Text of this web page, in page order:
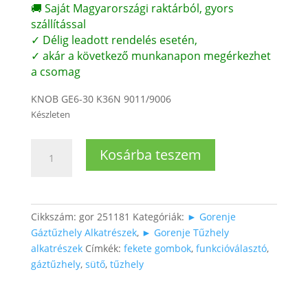
🚚 Saját Magyarországi raktárból, gyors
szállítással
✓ Délig leadott rendelés esetén,
✓ akár a következő munkanapon megérkezhet
a csomag
KNOB GE6-30 K36N 9011/9006
Készleten
funkcióválasztó
színben
mennyiség
Kosárba teszem
Cikkszám: gor 251181 Kategóriák: ► Gorenje
Gáztűzhely Alkatrészek, ► Gorenje Tűzhely
alkatrészek Címkék: fekete gombok, funkcióválasztó,
gáztűzhely, sütő, tűzhely